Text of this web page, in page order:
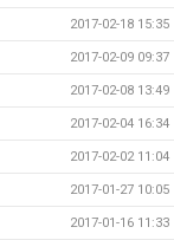
2017-02-18 15:35
2017-02-09 09:37
2017-02-08 13:49
2017-02-04 16:34
2017-02-02 11:04
2017-01-27 10:05
2017-01-16 11:33